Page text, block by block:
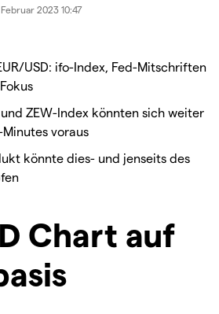
2023 10:47
USD: ifo-Index, Fed-Mitschriften
ZEW-Index könnten sich weiter
voraus
könnte dies- und jenseits des
Chart auf